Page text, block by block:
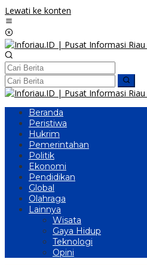
Lewati ke konten
Beranda
Peristiwa
Hukrim
Pemerintahan
Politik
Ekonomi
Pendidikan
Global
Olahraga
Lainnya
Wisata
Gaya Hidup
Teknologi
Opini